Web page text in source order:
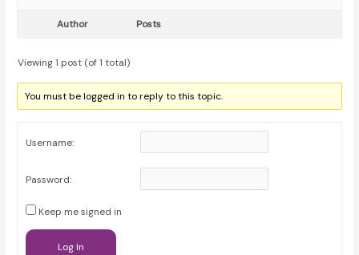
Author Posts
Viewing 1 post (of 1 total)
You must be logged in to reply to this topic.
Username:
Password:
Keep me signed in
Log In